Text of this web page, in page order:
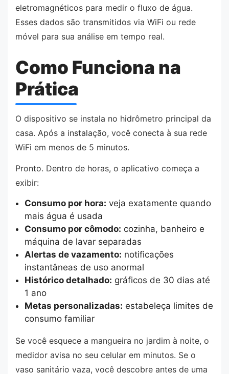
eletromagnéticos para medir o fluxo de água.
Esses dados são transmitidos via WiFi ou rede
móvel para sua análise em tempo real.
Como Funciona na
Prática
O dispositivo se instala no hidrômetro principal da
casa. Após a instalação, você conecta à sua rede
WiFi em menos de 5 minutos.
Pronto. Dentro de horas, o aplicativo começa a
exibir:
Consumo por hora: veja exatamente quando
mais água é usada
Consumo por cômodo: cozinha, banheiro e
máquina de lavar separadas
Alertas de vazamento: notificações
instantâneas de uso anormal
Histórico detalhado: gráficos de 30 dias até
1 ano
Metas personalizadas: estabeleça limites de
consumo familiar
Se você esquece a mangueira no jardim à noite, o
medidor avisa no seu celular em minutos. Se o
vaso sanitário vaza, você descobre antes de uma